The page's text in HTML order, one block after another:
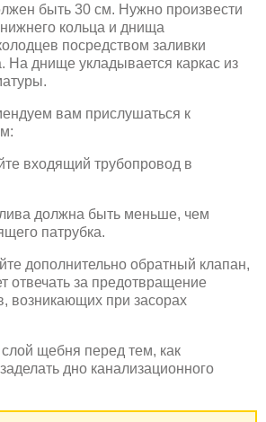
быть 30 см. Нужно произвести
кольца и днища
посредством заливки
На днище укладывается каркас из
вам прислушаться к
входящий трубопровод в
должна быть меньше, чем
патрубка.
дополнительно обратный клапан,
отвечать за предотвращение
возникающих при засорах
слой щебня перед тем, как
дно канализационного